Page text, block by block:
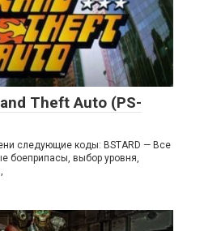
Theft Auto (PS-
следующие коды: BSTARD — Все
боеприпасы, выбор уровня,